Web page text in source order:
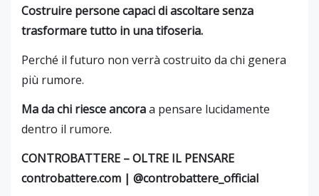
Costruire persone capaci di ascoltare senza
trasformare tutto in una tifoseria.
Perché il futuro non verrà costruito da chi genera
più rumore.
Ma da chi riesce ancoraa pensare lucidamente
dentro il rumore.
CONTROBATTERE – OLTRE IL PENSARE
controbattere.com | @controbattere_official